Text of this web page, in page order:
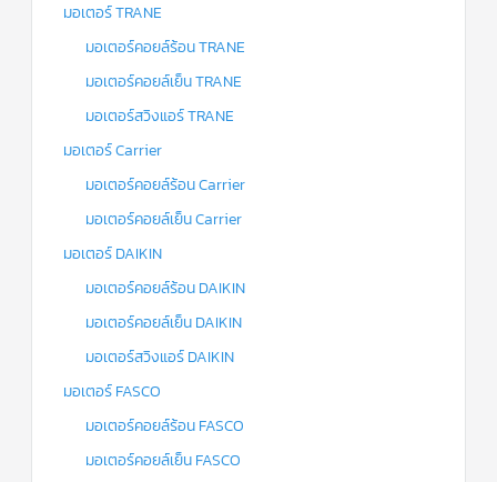
มอเตอร์ TRANE
มอเตอร์คอยล์ร้อน TRANE
มอเตอร์คอยล์เย็น TRANE
มอเตอร์สวิงแอร์ TRANE
มอเตอร์ Carrier
มอเตอร์คอยล์ร้อน Carrier
มอเตอร์คอยล์เย็น Carrier
มอเตอร์ DAIKIN
มอเตอร์คอยล์ร้อน DAIKIN
มอเตอร์คอยล์เย็น DAIKIN
มอเตอร์สวิงแอร์ DAIKIN
มอเตอร์ FASCO
มอเตอร์คอยล์ร้อน FASCO
มอเตอร์คอยล์เย็น FASCO